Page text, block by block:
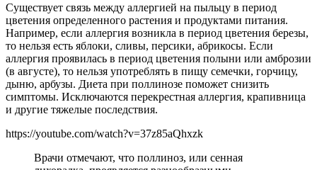
Существует связь между аллергией на пыльцу в период
цветения определенного растения и продуктами питания.
Например, если аллергия возникла в период цветения березы,
то нельзя есть яблоки, сливы, персики, абрикосы. Если
аллергия проявилась в период цветения полыни или амброзии
(в августе), то нельзя употреблять в пищу семечки, горчицу,
дыню, арбузы. Диета при поллинозе поможет снизить
симптомы. Исключаются перекрестная аллергия, крапивница
и другие тяжелые последствия.
https://youtube.com/watch?v=37z85aQhxzk
Врачи отмечают, что поллиноз, или сенная